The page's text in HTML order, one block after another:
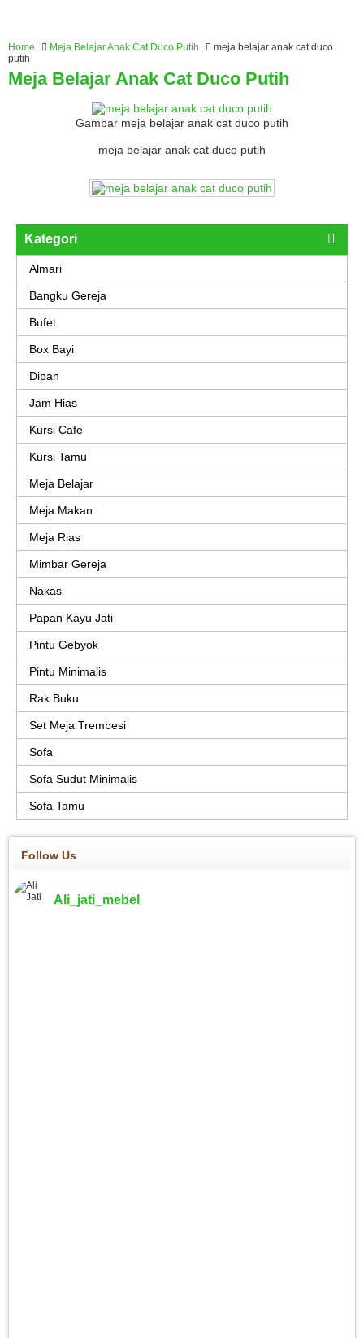
Home Meja Belajar Anak Cat Duco Putih
meja belajar anak cat duco
putih
Meja Belajar Anak Cat Duco Putih
Gambar meja belajar anak cat duco putih
meja belajar anak cat duco putih
Kategori
Almari
Bangku Gereja
Bufet
Box Bayi
Dipan
Jam Hias
Kursi Cafe
Kursi Tamu
Meja Belajar
Meja Makan
Meja Rias
Mimbar Gereja
Nakas
Papan Kayu Jati
Pintu Gebyok
Pintu Minimalis
Rak Buku
Set Meja Trembesi
Sofa
Sofa Sudut Minimalis
Sofa Tamu
Follow Us
Ali_jati_mebel